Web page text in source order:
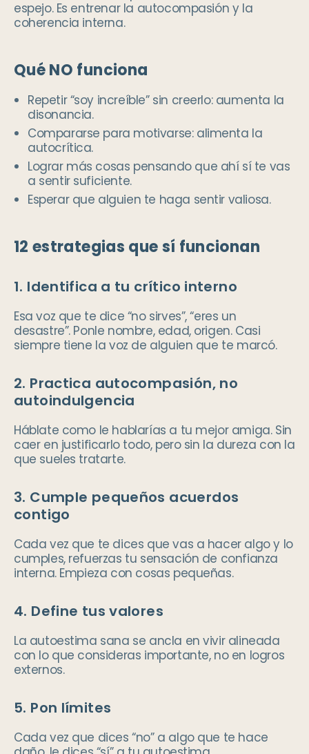
espejo. Es entrenar la autocompasión y la
coherencia interna.
Qué NO funciona
Repetir “soy increíble” sin creerlo: aumenta la
disonancia.
Compararse para motivarse: alimenta la
autocrítica.
Lograr más cosas pensando que ahí sí te vas
a sentir suficiente.
Esperar que alguien te haga sentir valiosa.
12 estrategias que sí funcionan
1. Identifica a tu crítico interno
Esa voz que te dice “no sirves”, “eres un
desastre”. Ponle nombre, edad, origen. Casi
siempre tiene la voz de alguien que te marcó.
2. Practica autocompasión, no
autoindulgencia
Háblate como le hablarías a tu mejor amiga. Sin
caer en justificarlo todo, pero sin la dureza con la
que sueles tratarte.
3. Cumple pequeños acuerdos
contigo
Cada vez que te dices que vas a hacer algo y lo
cumples, refuerzas tu sensación de confianza
interna. Empieza con cosas pequeñas.
4. Define tus valores
La autoestima sana se ancla en vivir alineada
con lo que consideras importante, no en logros
externos.
5. Pon límites
Cada vez que dices “no” a algo que te hace